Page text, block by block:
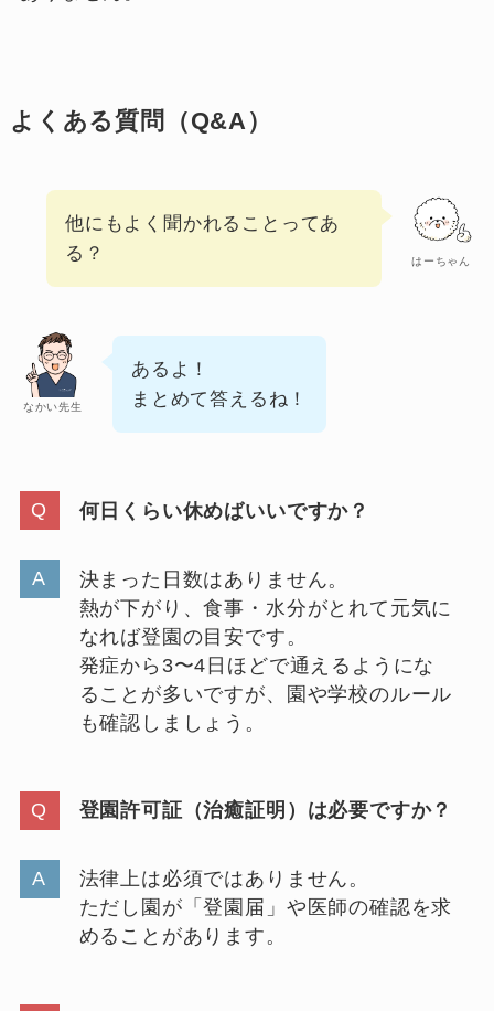
よくある質問（Q&A）
はーちゃん
他にもよく聞かれることってあ
る？
なかい先生
あるよ！
まとめて答えるね！
何日くらい休めばいいですか？
決まった日数はありません。
熱が下がり、食事・水分がとれて元気に
なれば登園の目安です。
発症から3〜4日ほどで通えるようにな
ることが多いですが、園や学校のルール
も確認しましょう。
登園許可証（治癒証明）は必要ですか？
法律上は必須ではありません。
ただし園が「登園届」や医師の確認を求
めることがあります。